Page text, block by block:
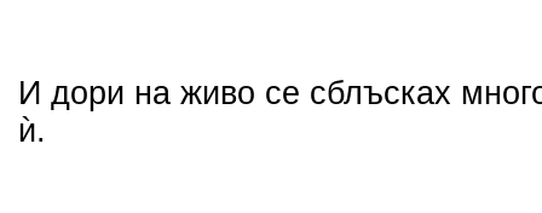
И дори на живо се сблъсках
ѝ.